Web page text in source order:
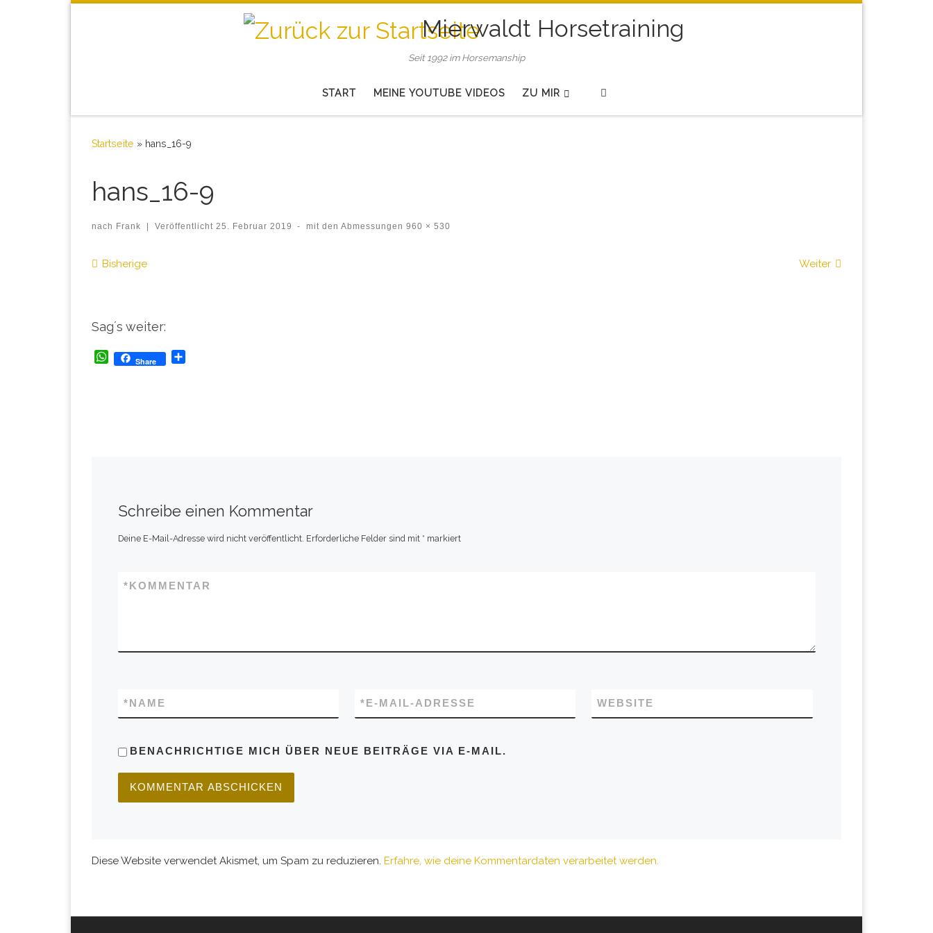
Mierwaldt Horsetraining
Seit 1992 im Horsemanship
START MEINE YOUTUBE VIDEOS ZU MIR
Startseite » hans_16-9
hans_16-9
nach Frank | Veröffentlicht 25. Februar 2019 - mit den Abmessungen 960 × 530
Bilder Navigation
Bisherige Weiter
Sag´s weiter:
W
Share
Schreibe einen Kommentar
Deine E-Mail-Adresse wird nicht veröffentlicht. Erforderliche Felder sind mit * markiert
KOMMENTAR
*
NAME
* E-MAIL-ADRESSE
* WEBSITE
BENACHRICHTIGE MICH ÜBER NEUE BEITRÄGE VIA E-MAIL.
Diese Website verwendet Akismet, um Spam zu reduzieren. Erfahre, wie deine Kommentardaten verarbeitet werden.